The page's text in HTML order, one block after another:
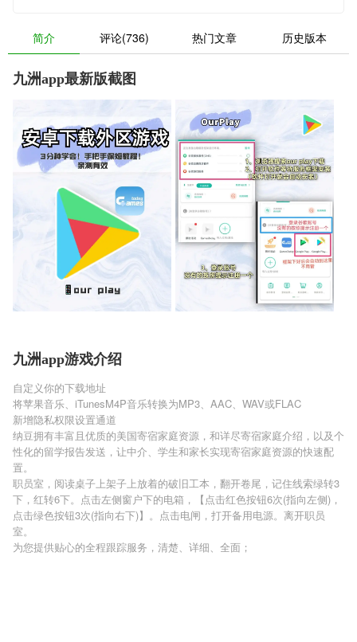
简介 评论(736) 热门文章 历史版本
九洲app最新版截图
九洲app游戏介绍
自定义你的下载地址
将苹果音乐、iTunesM4P音乐转换为MP3、AAC、WAV或FLAC
新增隐私权限设置通道
纳豆拥有丰富且优质的美国寄宿家庭资源，和详尽寄宿家庭介绍，以及个
性化的留学报告发送，让中介、学生和家长实现寄宿家庭资源的快速配
置。
职员室，阅读桌子上架子上放着的破旧工本，翻开卷尾，记住线索绿转3
下，红转6下。点击左侧窗户下的电箱，【点击红色按钮6次(指向左侧)，
点击绿色按钮3次(指向右下)】。点击电闸，打开备用电源。离开职员
室。
为您提供贴心的全程跟踪服务，清楚、详细、全面；